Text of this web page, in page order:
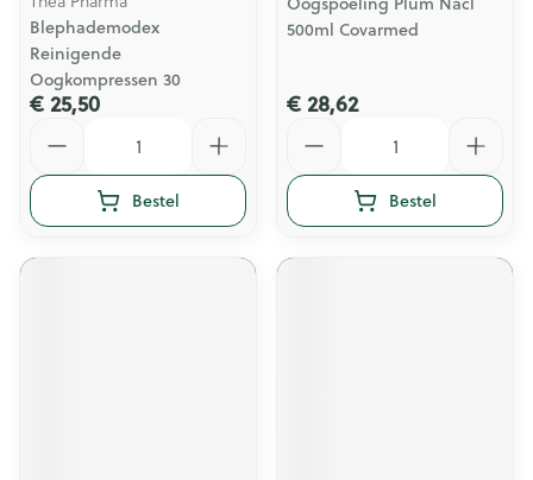
Blephademodex
Reinigende
Oogkompressen 30
€ 25,50
Bestel
500ml Covarmed
€ 28,62
Bestel